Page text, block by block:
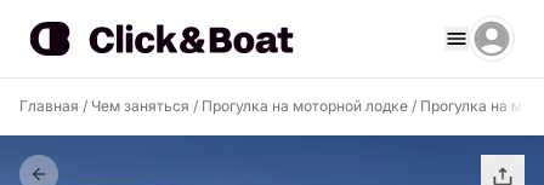
Главная / Чем заняться / Прогулка на моторной лодке / Прогулка на